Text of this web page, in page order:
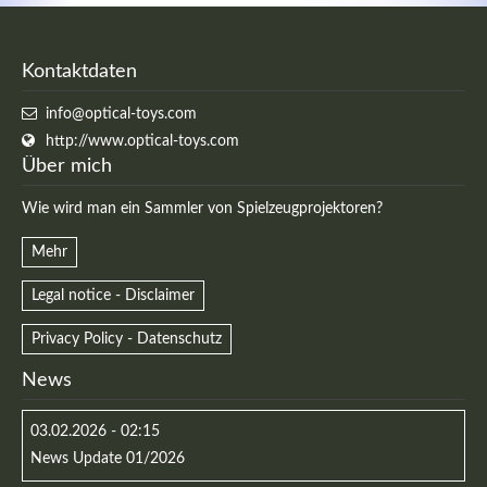
Kontaktdaten
info@optical-toys.com
http://www.optical-toys.com
Über mich
Wie wird man ein Sammler von Spielzeugprojektoren?
Mehr
Legal notice - Disclaimer
Privacy Policy - Datenschutz
News
03.02.2026 - 02:15
News Update 01/2026